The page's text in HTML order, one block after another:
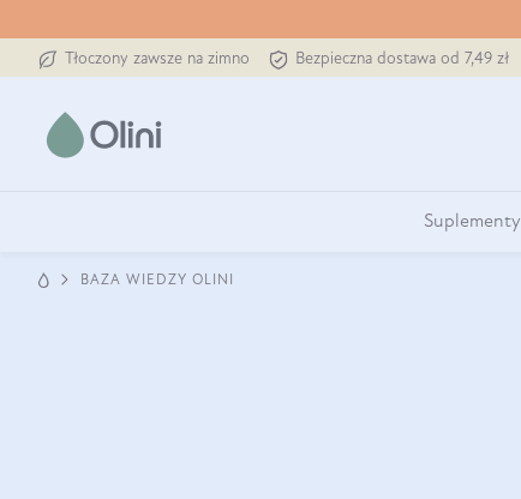
Tłoczony zawsze na zimno Bezpieczna dostawa od 7,49 zł
Suplementy
BAZA WIEDZY OLINI